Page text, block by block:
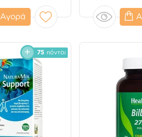
Αγορά
75 πόντοι